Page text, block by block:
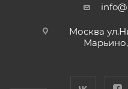
Москва